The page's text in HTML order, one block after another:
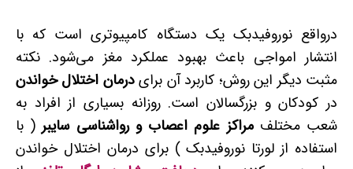
درواقع نوروفیدبک یک دستگاه کامپیوتری است که با
انتشار امواجی باعث بهبود عملکرد مغز می‌شود. نکته
مثبت دیگر این روش؛ کاربرد آن برایدرمان اختلال خواندن
در کودکان و بزرگسالان است. روزانه بسیاری از افراد به
شعب مختلفمراکز علوم اعصاب و رواشناسی سایبر ( با
استفاده از لورتا نوروفیدبک ) برای درمان اختلال خواندن